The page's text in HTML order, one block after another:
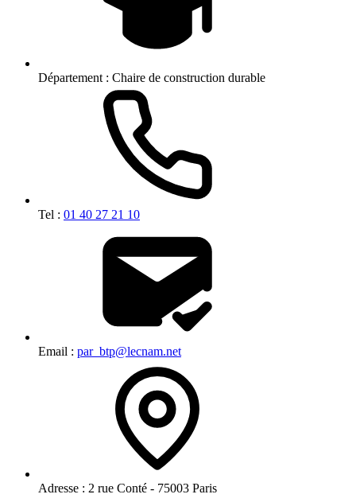
Département : Chaire de construction durable
Tel : 01 40 27 21 10
Email : par_btp@lecnam.net
Adresse : 2 rue Conté - 75003 Paris